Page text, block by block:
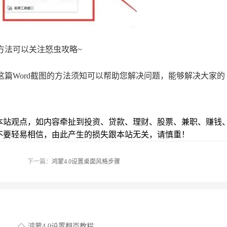
法可以关注怒虫攻略~
Word截图的方法须知可以帮助您解决问题，能够解决大家的
观点，如内容牵扯到投资、贷款、理财、股票、兼职、赚钱
轻易相信，由此产生的损失跟本站无关，请慎重！
下一篇： 鸿蒙4.0设置桌面风格步骤